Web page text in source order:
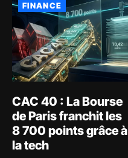
FINANCE
CAC 40 : La Bourse
de Paris franchit les
8 700 points grâce à
la tech